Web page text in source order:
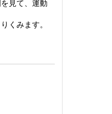
見て、運動
くみます。